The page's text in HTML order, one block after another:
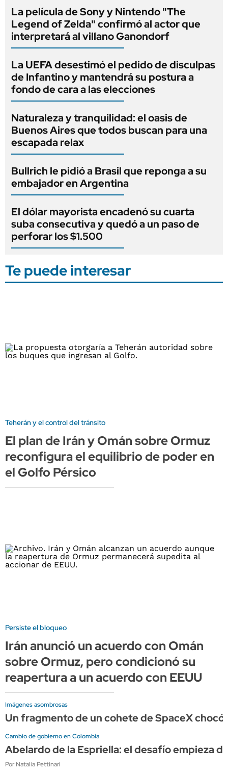
La película de Sony y Nintendo "The
Legend of Zelda" confirmó al actor que
interpretará al villano Ganondorf
La UEFA desestimó el pedido de disculpas
de Infantino y mantendrá su postura a
fondo de cara a las elecciones
Naturaleza y tranquilidad: el oasis de
Buenos Aires que todos buscan para una
escapada relax
Bullrich le pidió a Brasil que reponga a su
embajador en Argentina
El dólar mayorista encadenó su cuarta
suba consecutiva y quedó a un paso de
perforar los $1.500
Te puede interesar
Teherán y el control del tránsito
El plan de Irán y Omán sobre Ormuz
reconfigura el equilibrio de poder en
el Golfo Pérsico
Persiste el bloqueo
Irán anunció un acuerdo con Omán
sobre Ormuz, pero condicionó su
reapertura a un acuerdo con EEUU
Imágenes asombrosas
Un fragmento de un cohete de SpaceX
Cambio de gobierno en Colombia
Abelardo de la Espriella: el desafío empieza
Por Natalia Pettinari